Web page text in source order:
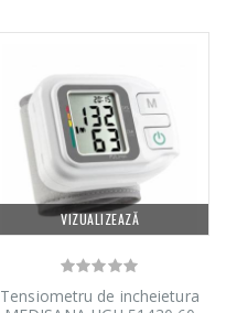
VIZUALIZEAZĂ
Tensiometru de incheietura